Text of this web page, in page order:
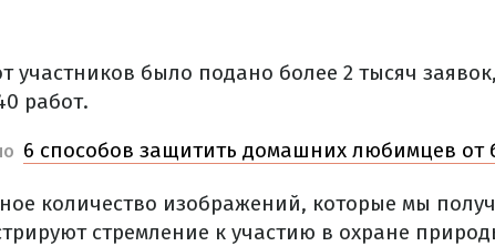
участников было подано более 2 тысяч
работ.
6 способов защитить домашних любимцев от
количество изображений, которые мы
стремление к участию в охране